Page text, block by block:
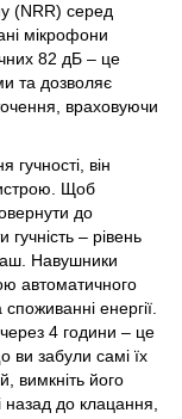
(NRR) серед
мікрофони
82 дБ – це
та дозволяє
враховуючи
гучності, він
Щоб
до
– рівень
Навушники
автоматичного
енергії.
4 години – це
ви забули самі їх
вимкніть його
назад до клацання,